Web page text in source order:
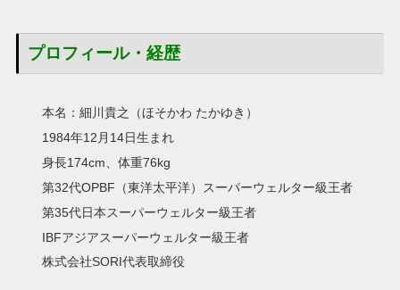
プロフィール・経歴
本名：細川貴之（ほそかわ たかゆき）
1984年12月14日生まれ
身長174cm、体重76kg
第32代OPBF（東洋太平洋）スーパーウェルター級王者
第35代日本スーパーウェルター級王者
IBFアジアスーパーウェルター級王者
株式会社SORI代表取締役